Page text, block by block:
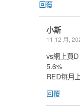
回覆
小斯
11 12 月,
vs網上買
5.6%
RED每月
回覆